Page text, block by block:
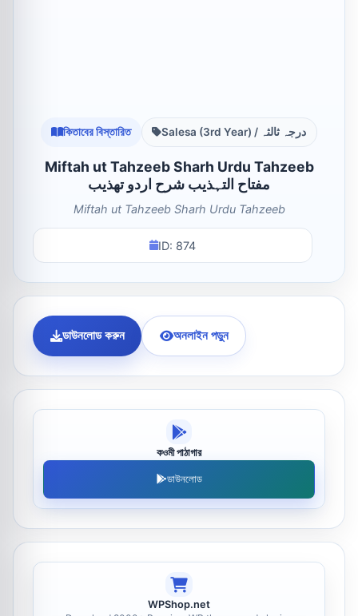
কিতাবের বিস্তারিত Salesa (3rd Year) / درجہ ثالثہ
Miftah ut Tahzeeb Sharh Urdu Tahzeeb
مفتاح التہذیب شرح اردو تھذیب
Miftah ut Tahzeeb Sharh Urdu Tahzeeb
ID: 874
ডাউনলোড করুন অনলাইন পড়ুন
কওমী পাঠাগার
ডাউনলোড
WPShop.net